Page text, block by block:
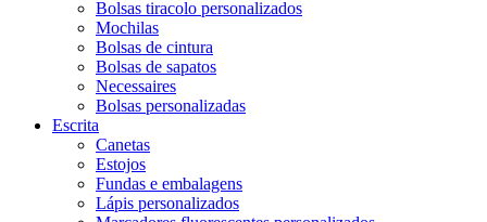
Bolsas tiracolo personalizados
Mochilas
Bolsas de cintura
Bolsas de sapatos
Necessaires
Bolsas personalizadas
Escrita
Canetas
Estojos
Fundas e embalagens
Lápis personalizados